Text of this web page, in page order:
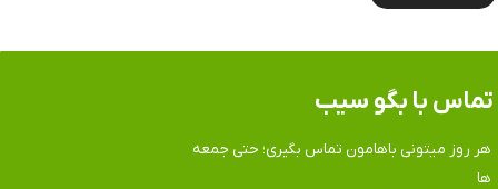
هر روز میتونی باهامون تماس بگیری؛ حتی جمعه
ها
تماس​​​​​​​ با بگو سیب